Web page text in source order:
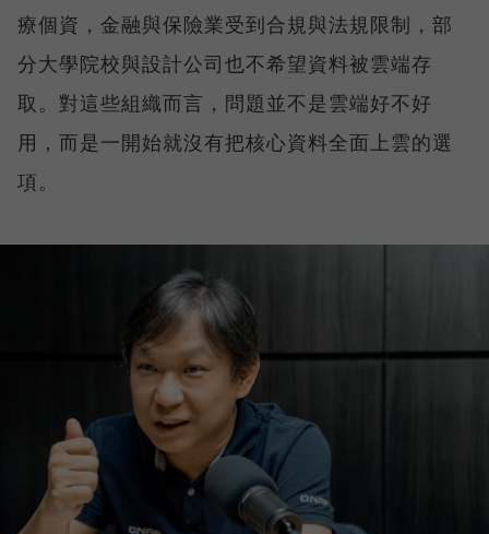
療個資，金融與保險業受到合規與法規限制，部
分大學院校與設計公司也不希望資料被雲端存
取。對這些組織而言，問題並不是雲端好不好
用，而是一開始就沒有把核心資料全面上雲的選
項。